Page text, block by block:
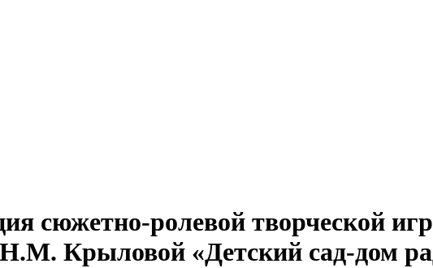
сюжетно-ролевой творческой
Крыловой «Детский сад-дом